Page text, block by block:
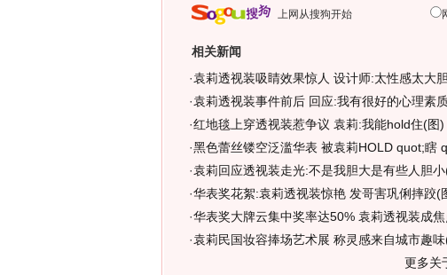
上网从搜狗开始
相关新闻
·袁莉透视装吸睛效果惊人 设计师:太性感太大
·袁莉透视装事件前后 回应:我有很好的心理素
·红地毯上穿透视装惹争议 袁莉:我能hold住(图)
·黑色蕾丝镂空泛滥华表 被袁莉HOLD quot;瞎
·袁莉回应透视装走光:不是我胆大是有些人胆
·华表奖花絮:袁莉透视装惊艳 发哥害巩俐摔跤(
·华表奖大牌云集中奖率达50% 袁莉透视装成
·袁莉民国妆容捧场艺术展 称灵感来自城市趣
更多关